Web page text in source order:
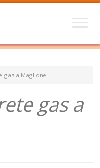
gas a Maglione
gas a